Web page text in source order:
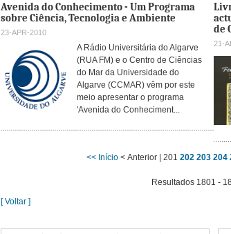
Avenida do Conhecimento - Um Programa
sobre Ciência, Tecnologia e Ambiente
23-APR-2010
A Rádio Universitária do Algarve
(RUA FM) e o Centro de Ciências
do Mar da Universidade do
Algarve (CCMAR) vêm por este
meio apresentar o programa
'Avenida do Conheciment...
de
21-
<< Início < Anterior | 201 202 203 204
Resultados 1801 -
[ Voltar ]